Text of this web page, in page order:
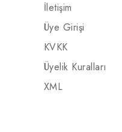
İletişim
Üye Girişi
KVKK
Üyelik Kuralları
XML